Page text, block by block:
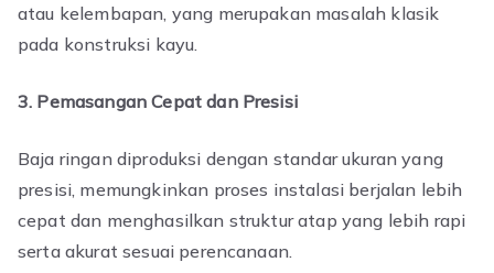
atau kelembapan, yang merupakan masalah klasik
pada konstruksi kayu.
3. Pemasangan Cepat dan Presisi
Baja ringan diproduksi dengan standar ukuran yang
presisi, memungkinkan proses instalasi berjalan lebih
cepat dan menghasilkan struktur atap yang lebih rapi
serta akurat sesuai perencanaan.